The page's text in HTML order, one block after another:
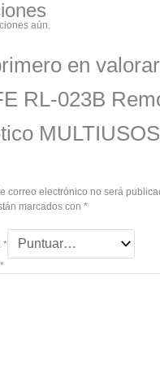
aún.
en valorar
RL-023B
correo electrónico no será
marcados con *
*
*